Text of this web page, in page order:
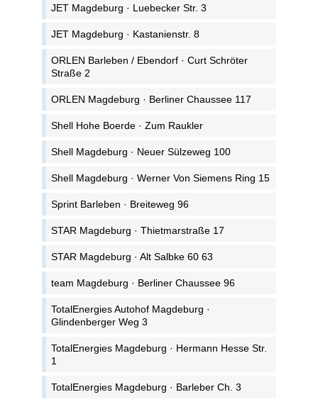
JET Magdeburg · Luebecker Str. 3
JET Magdeburg · Kastanienstr. 8
ORLEN Barleben / Ebendorf · Curt Schröter
Straße 2
ORLEN Magdeburg · Berliner Chaussee 117
Shell Hohe Boerde · Zum Raukler
Shell Magdeburg · Neuer Sülzeweg 100
Shell Magdeburg · Werner Von Siemens Ring 15
Sprint Barleben · Breiteweg 96
STAR Magdeburg · Thietmarstraße 17
STAR Magdeburg · Alt Salbke 60 63
team Magdeburg · Berliner Chaussee 96
TotalEnergies Autohof Magdeburg ·
Glindenberger Weg 3
TotalEnergies Magdeburg · Hermann Hesse Str.
1
TotalEnergies Magdeburg · Barleber Ch. 3